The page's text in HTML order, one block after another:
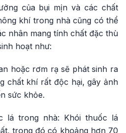
của bụi mịn và các chất
khí trong nhà cũng có thể
nhân mang tính chất đặc thù
hoạt như:
hoặc rơm rạ sẽ phát sinh ra
chất khí rất độc hại, gây ảnh
sức khỏe.
lá trong nhà: Khói thuốc lá
trong đó có khoảng hơn 70